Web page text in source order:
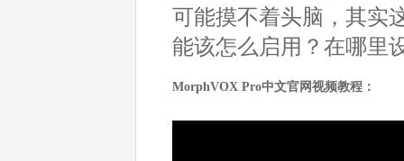
可能摸不着头脑，其实
能该怎么启用？在哪里
MorphVOX Pro中文官网视频教程：